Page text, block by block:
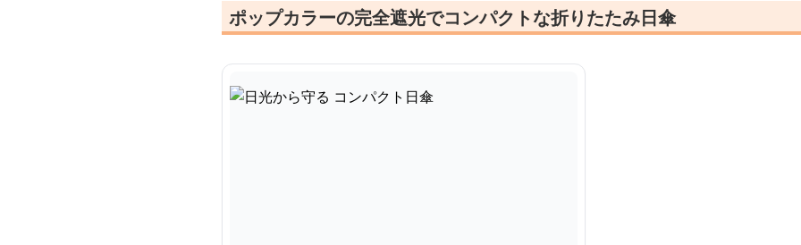
ポップカラーの完全遮光でコンパクトな折りたたみ日傘